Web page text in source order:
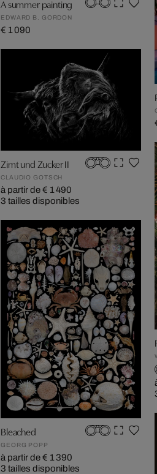
A summer painting
EDWARD B. GORDON
€ 1 090
Zimt und Zucker II
CLAUDIO GOTSCH
à partir de € 1 490
3 tailles disponibles
Bleached
GEORG POPP
à partir de € 1 390
3 tailles disponibles